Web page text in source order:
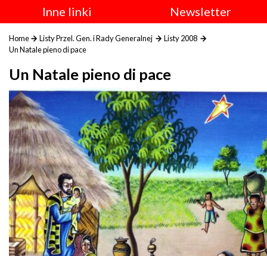
Inne linki
Newsletter
Home Listy Przel. Gen. i Rady Generalnej
Listy 2008
Un Natale pieno di pace
Un Natale pieno di pace